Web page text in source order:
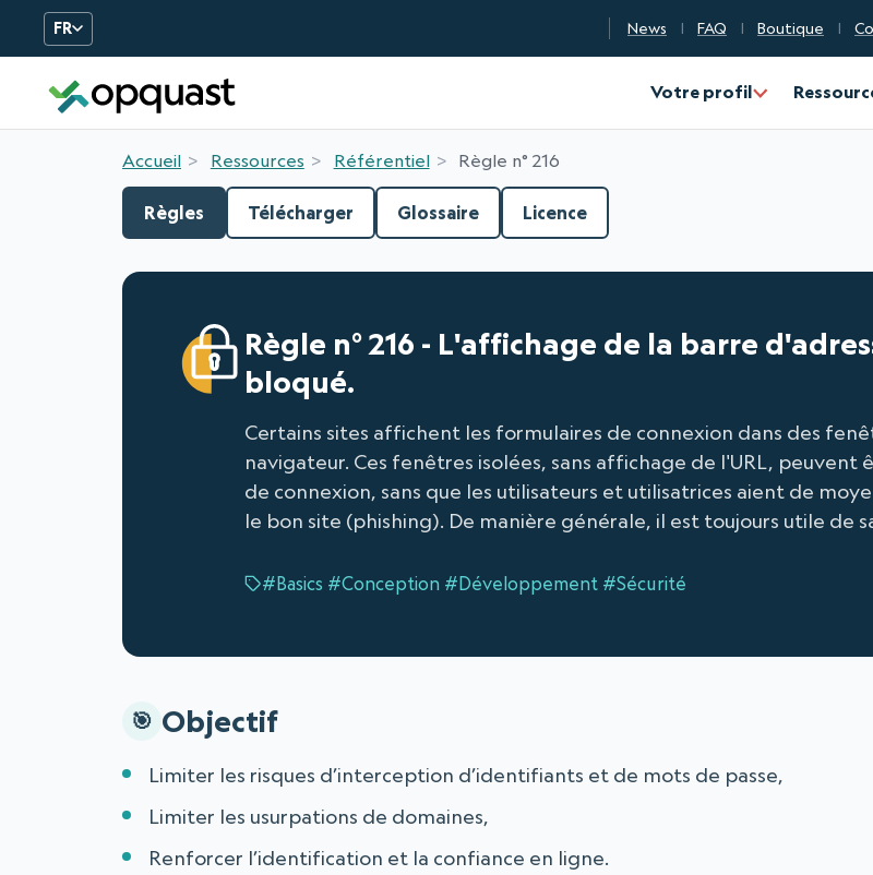
FR News FAQ Boutique
Votre profil
Accueil Ressources Référentiel Règle n° 216
Règles Télécharger Glossaire Licence
Règle n° 216 - L'affichage de la barre
bloqué.
Certains sites affichent les formulaires de connexion dans des
navigateur. Ces fenêtres isolées, sans affichage de l'URL,
de connexion, sans que les utilisateurs et utilisatrices aient de
le bon site (phishing). De manière générale, il est toujours utile de
#Basics #Conception #Développement #Sécurité
Objectif
Limiter les risques d’interception d’identifiants et de mots de passe,
Limiter les usurpations de domaines,
Renforcer l’identification et la confiance en ligne.